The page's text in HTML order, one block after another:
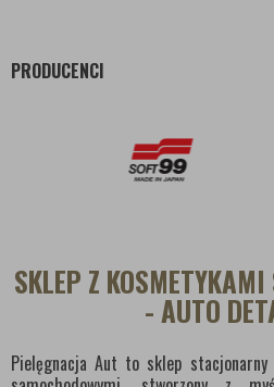
PRODUCENCI
SKLEP Z
- AUTO
Pielęgnacja Aut to sklep